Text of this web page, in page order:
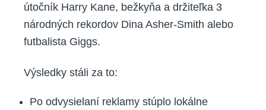
útočník Harry Kane, bežkyňa a držiteľka 3
národných rekordov Dina Asher-Smith alebo
futbalista Giggs.
Výsledky stáli za to:
Po odvysielaní reklamy stúplo lokálne